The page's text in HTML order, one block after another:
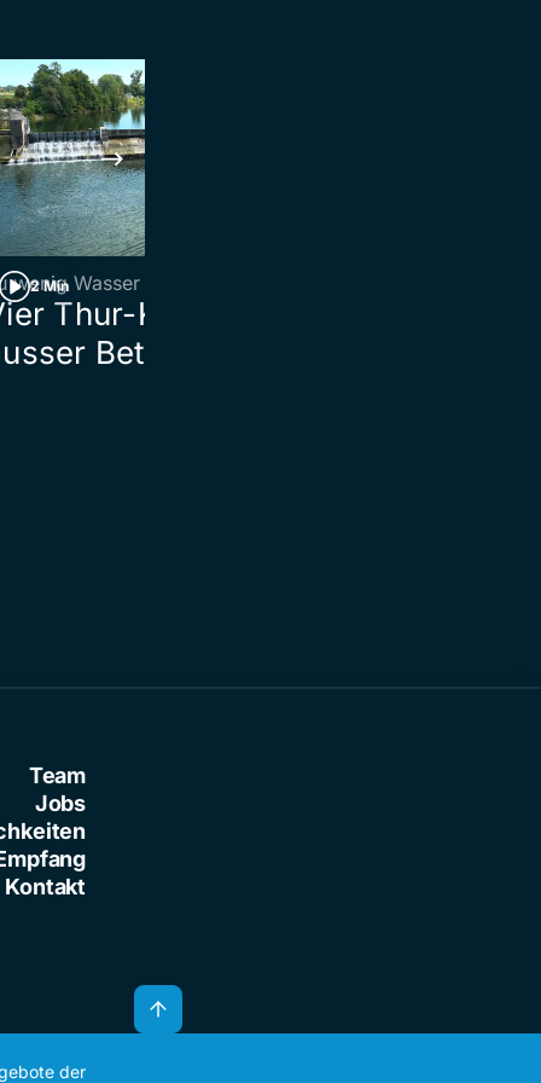
2 Min
wenig Wasser
Thur-Kraftwerke
Betrieb
Team
Jobs
Kontakt
der